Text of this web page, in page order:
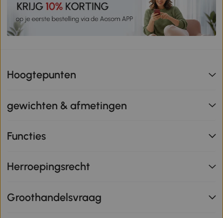
Hoogtepunten
gewichten & afmetingen
Functies
Herroepingsrecht
Groothandelsvraag